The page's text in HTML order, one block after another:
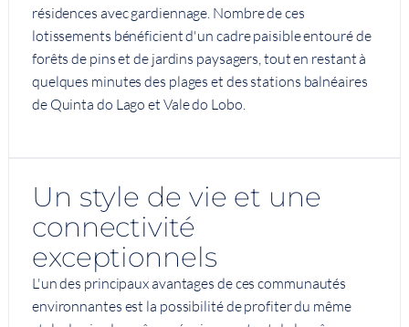
résidences avec gardiennage. Nombre de ces
lotissements bénéficient d'un cadre paisible entouré de
forêts de pins et de jardins paysagers, tout en restant à
quelques minutes des plages et des stations balnéaires
de Quinta do Lago et Vale do Lobo.
Un style de vie et une
connectivité
exceptionnels
L'un des principaux avantages de ces communautés
environnantes est la possibilité de profiter du même